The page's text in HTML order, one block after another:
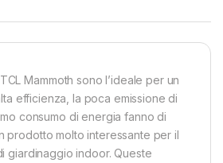
Mammoth sono l’ideale per un
efficienza, la poca emissione di
consumo di energia fanno di
prodotto molto interessante per il
giardinaggio indoor. Queste